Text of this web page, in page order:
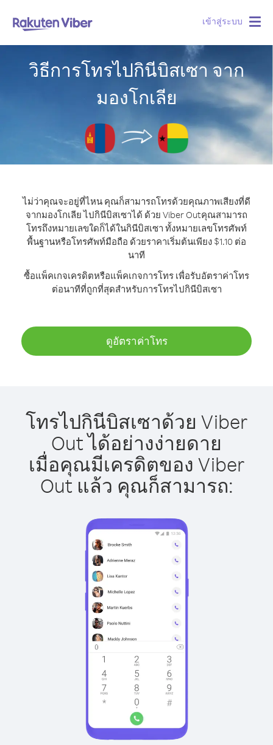
เข้าสู่ระบบ
วิธีการโทรไปกินีบิสเซา จาก
มองโกเลีย
ไม่ว่าคุณจะอยู่ที่ไหน คุณก็สามารถโทรด้วยคุณภาพเสียงที่ดี
จากมองโกเลีย ไปกินีบิสเซาได้ ด้วย Viber Outคุณสามารถ
โทรถึงหมายเลขใดก็ได้ในกินีบิสเซา ทั้งหมายเลขโทรศัพท์
พื้นฐานหรือโทรศัพท์มือถือ ด้วยราคาเริ่มต้นเพียง $1.10 ต่อ
นาที
ซื้อแพ็คเกจเครดิตหรือแพ็คเกจการโทร เพื่อรับอัตราค่าโทร
ต่อนาทีที่ถูกที่สุดสำหรับการโทรไปกินีบิสเซา
ดูอัตราค่าโทร
โทรไปกินีบิสเซาด้วย Viber
Out ได้อย่างง่ายดาย
เมื่อคุณมีเครดิตของ Viber
Out แล้ว คุณก็สามารถ: